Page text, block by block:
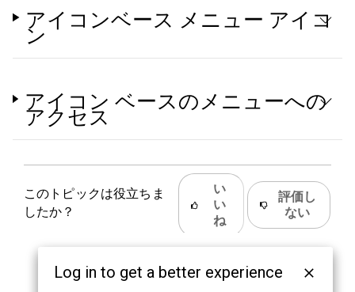
アイコンベース メニュー アイコ
ン
アイコン ベースのメニューへの
アクセス
このトピックは役立ちま
したか？
い
い
ね
評価し
ない
Log in to get a better experience